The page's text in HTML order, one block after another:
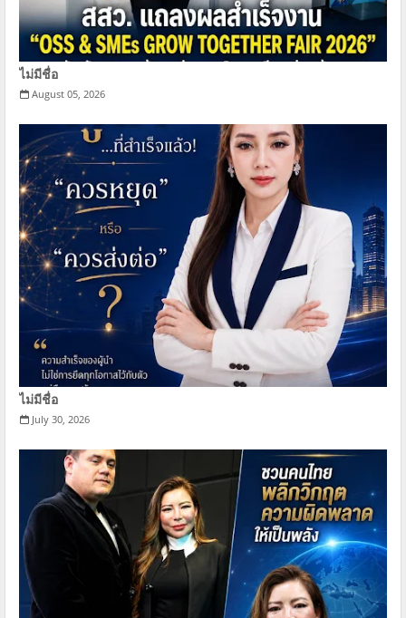
ไม่มีชื่อ
August 05, 2026
ไม่มีชื่อ
July 30, 2026